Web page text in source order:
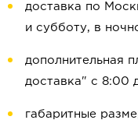
доставка по
и субботу, в
дополнительная
доставка" с 8:00
габаритные